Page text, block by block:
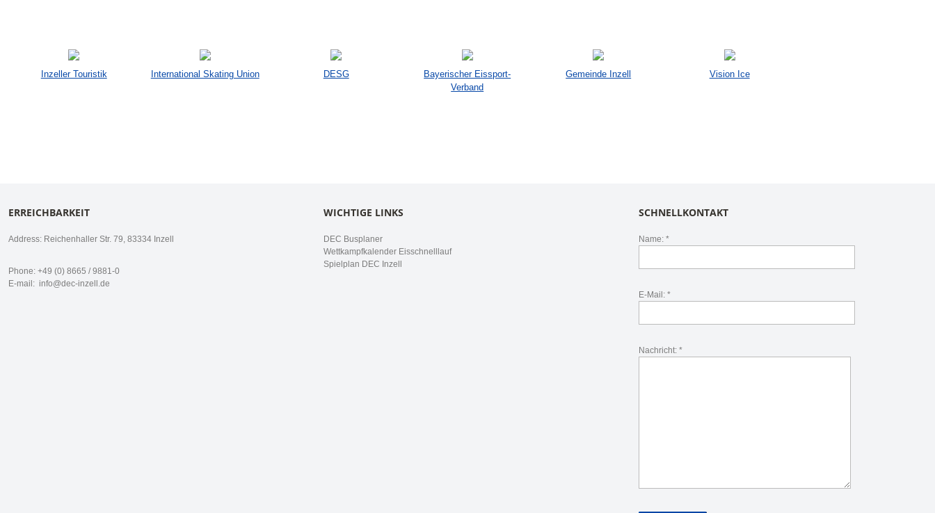
Inzeller Touristik International Skating Union DESG
Bayerischer Eissport-
Verband
Gemeinde Inzell Vision Ice
ERREICHBARKEIT
Address: Reichenhaller Str. 79, 83334 Inzell
Phone: +49 (0) 8665 / 9881-0
E-mail: info@dec-inzell.de
WICHTIGE LINKS
DEC Busplaner
Wettkampfkalender Eisschnelllauf
Spielplan DEC Inzell
SCHNELLKONTAKT
Name: *
E-Mail: *
Nachricht: *